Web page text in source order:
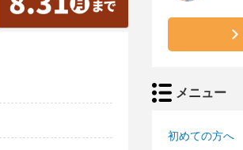
メニュー
初めての方へ